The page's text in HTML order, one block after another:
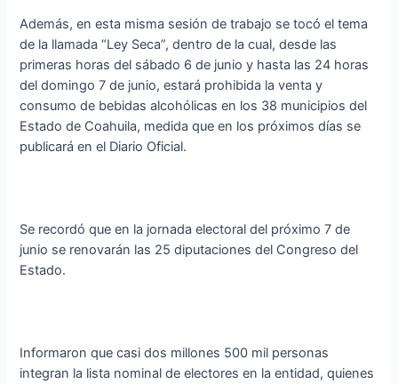
Además, en esta misma sesión de trabajo se tocó el tema
de la llamada “Ley Seca”, dentro de la cual, desde las
primeras horas del sábado 6 de junio y hasta las 24 horas
del domingo 7 de junio, estará prohibida la venta y
consumo de bebidas alcohólicas en los 38 municipios del
Estado de Coahuila, medida que en los próximos días se
publicará en el Diario Oficial.
Se recordó que en la jornada electoral del próximo 7 de
junio se renovarán las 25 diputaciones del Congreso del
Estado.
Informaron que casi dos millones 500 mil personas
integran la lista nominal de electores en la entidad, quienes